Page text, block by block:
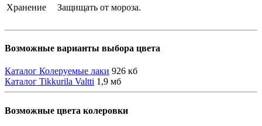
Хранение
Защищать от мороза.
Возможные варианты выбора цвета
Каталог Колеруемые лаки 926 кб
Каталог Tikkurila Valtti 1,9 мб
Возможные цвета колеровки